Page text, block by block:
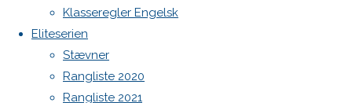
Klasseregler Engelsk
Eliteserien
Stævner
Rangliste 2020
Rangliste 2021
juni 2024
Køb og
salg
Se
Spilerstage/Spinlock jollevest xl
Log ind